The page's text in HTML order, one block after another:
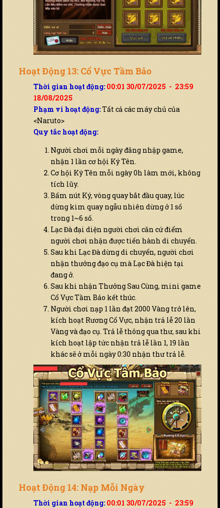
Hoạt Động 13: Cổ Vực Tầm Bảo
Thời gian hoạt động: 00:01 30/07/2025 - 23:59
18/08/2025
Phạm vi hoạt động:Tất cả các máy chủ của
<Naruto>
Quy tắc hoạt động:
Người chơi mỗi ngày đăng nhập game,
nhận 1 lần cơ hội Ký Tên.
Cơ hội Ký Tên mỗi ngày 0h làm mới, không
tích lũy.
Bấm nút Ký, vòng quay bắt đầu quay, lúc
dừng kim quay ngẫu nhiên dừng ở 1 số
trong 1~6 số.
Lạc Đà đại diện người chơi căn cứ điểm
người chơi nhận được tiến hành di chuyển.
Sau khi Lạc Đà dừng di chuyển, người chơi
nhận thưởng đạo cụ mà Lạc Đà hiện tại
đang ở.
Sau khi nhận Thưởng Sau Cùng, mini game
Cổ Vực Tầm Bảo kết thúc.
Người chơi nạp 1 lần đạt 2000 Vàng trở lên,
kích hoạt Rương Cổ Vực, nhận trả lễ 20 lần
Vàng và đạo cụ. Trả lễ thông qua thư, sau khi
kích hoạt lập tức nhận trả lễ lần 1, 19 lần
khác sẽ ở mỗi ngày 0:30 nhận thư trả lễ.
Hoạt Động 14: Nạp Mỗi Ngày
Thời gian hoạt động: 00:01 30/07/2025 - 23:59